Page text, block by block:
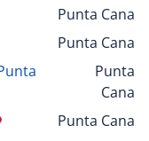
Punta Cana
Punta Cana
Punta
Cana
Punta Cana